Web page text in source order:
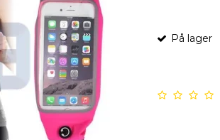
På lager